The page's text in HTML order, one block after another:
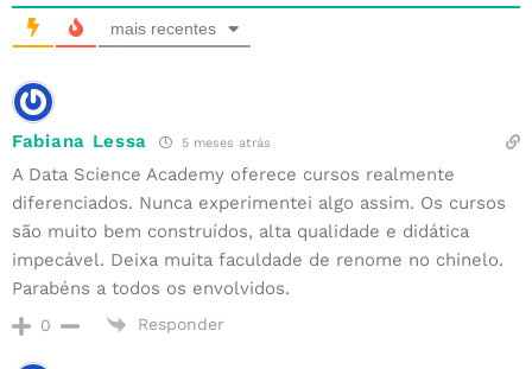
mais recentes
Fabiana Lessa 5 meses atrás
A Data Science Academy oferece cursos realmente
diferenciados. Nunca experimentei algo assim. Os cursos
são muito bem construídos, alta qualidade e didática
impecável. Deixa muita faculdade de renome no chinelo.
Parabéns a todos os envolvidos.
0 Responder